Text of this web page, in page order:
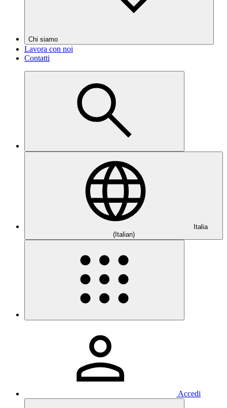
Chi siamo
Lavora con noi
Contatti
Italia
(Italian)
Accedi